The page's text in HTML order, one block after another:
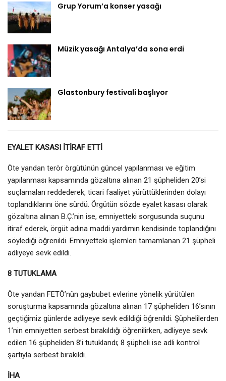
Grup Yorum’a konser yasağı
Müzik yasağı Antalya’da sona erdi
Glastonbury festivali başlıyor
EYALET KASASI İTİRAF ETTİ
Öte yandan terör örgütünün güncel yapılanması ve eğitim
yapılanması kapsamında gözaltına alınan 21 şüpheliden 20’si
suçlamaları reddederek, ticari faaliyet yürüttüklerinden dolayı
toplandıklarını öne sürdü. Örgütün sözde eyalet kasası olarak
gözaltına alınan B.Ç.’nin ise, emniyetteki sorgusunda suçunu
itiraf ederek, örgüt adına maddi yardımın kendisinde toplandığını
söylediği öğrenildi. Emniyetteki işlemleri tamamlanan 21 şüpheli
adliyeye sevk edildi.
8 TUTUKLAMA
Öte yandan FETÖ’nün gaybubet evlerine yönelik yürütülen
soruşturma kapsamında gözaltına alınan 17 şüpheliden 16’sının
geçtiğimiz günlerde adliyeye sevk edildiği öğrenildi. Şüphelilerden
1’nin emniyetten serbest bırakıldığı öğrenilirken, adliyeye sevk
edilen 16 şüpheliden 8’i tutuklandı; 8 şüpheli ise adli kontrol
şartıyla serbest bırakıldı.
İHA